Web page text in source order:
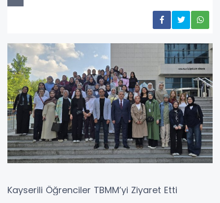
Kayserili Öğrenciler TBMM’yi Ziyaret Etti